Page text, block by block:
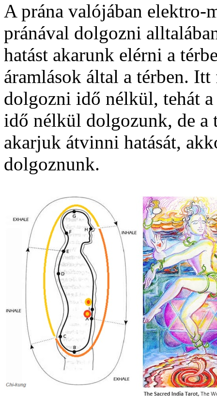
A prána valójában elektro-
pránával dolgozni
hatást akarunk elérni a
áramlások által a térben.
dolgozni idő nélkül, tehát a
idő nélkül dolgozunk, de a
akarjuk átvinni hatását,
dolgoznunk.